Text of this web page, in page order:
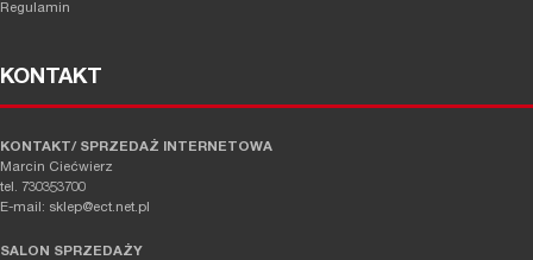
Regulamin
KONTAKT
KONTAKT/ SPRZEDAŻ INTERNETOWA
Marcin Ciećwierz
tel. 730353700
E-mail: sklep@ect.net.pl
SALON SPRZEDAŻY